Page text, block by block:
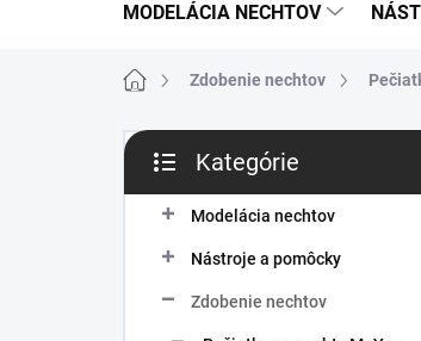
MODELÁCIA NECHTOV
DomovZdobenie nechtov
B
č
kategórie
Kategórie
Modelácia nechtov
Nástroje a pomôcky
Zdobenie nechtov